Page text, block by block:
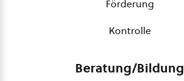
Förderung
Kontrolle
Beratung/Bildung